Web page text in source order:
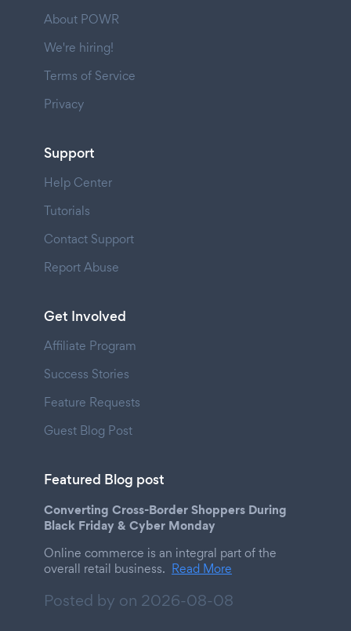
About POWR
We're hiring!
Terms of Service
Privacy
Support
Help Center
Tutorials
Contact Support
Report Abuse
Get Involved
Affiliate Program
Success Stories
Feature Requests
Guest Blog Post
Featured Blog post
Converting Cross-Border Shoppers During
Black Friday & Cyber Monday
Online commerce is an integral part of the
overall retail business. Read More
Posted by on 2026-08-08